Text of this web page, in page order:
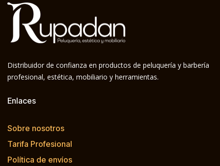
Distribuidor de confianza en productos de peluquería y barbería
profesional, estética, mobiliario y herramientas.
Enlaces
Sobre nosotros
Tarifa Profesional
Política de envíos